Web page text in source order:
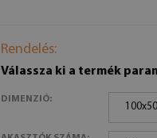
Rendelés:
Válassza ki a termék
DIMENZIÓ: